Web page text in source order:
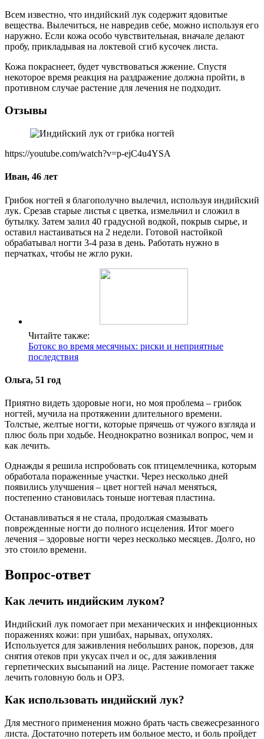
Всем известно, что индийский лук содержит ядовитые
вещества. Вылечиться, не навредив себе, можно используя его
наружно. Если кожа особо чувствительная, вначале делают
пробу, прикладывая на локтевой сгиб кусочек листа.
Кожа покраснеет, будет чувствоваться жжение. Спустя
некоторое время реакция на раздражение должна пройти, в
противном случае растение для лечения не подходит.
Отзывы
https://youtube.com/watch?v=p-ejC4u4YSA
Иван, 46 лет
Грибок ногтей я благополучно вылечил, используя индийский
лук. Срезав старые листья с цветка, измельчил и сложил в
бутылку. Затем залил 40 градусной водкой, покрыв сырье, и
оставил настаиваться на 2 недели. Готовой настойкой
обрабатывал ногти 3-4 раза в день. Работать нужно в
перчатках, чтобы не жгло руки.
Читайте также:
Ботокс во время месячных: риски и неприятные
последствия
Ольга, 51 год
Приятно видеть здоровые ноги, но моя проблема – грибок
ногтей, мучила на протяжении длительного времени.
Толстые, желтые ногти, которые прячешь от чужого взгляда и
плюс боль при ходьбе. Неоднократно возникал вопрос, чем и
как лечить.
Однажды я решила испробовать сок птицемлечника, которым
обработала пораженные участки. Через несколько дней
появились улучшения – цвет ногтей начал меняться,
постепенно становилась тоньше ногтевая пластина.
Останавливаться я не стала, продолжая смазывать
поврежденные ногти до полного исцеления. Итог моего
лечения – здоровые ногти через несколько месяцев. Долго, но
это стоило времени.
Вопрос-ответ
Как лечить индийским луком?
Индийский лук помогает при механических и инфекционных
поражениях кожи: при ушибах, нарывах, опухолях.
Используется для заживления небольших ранок, порезов, для
снятия отеков при укусах пчел и ос, для заживления
герпетических высыпаний на лице. Растение помогает также
лечить головную боль и ОРЗ.
Как использовать индийский лук?
Для местного применения можно брать часть свежесрезанного
листа. Достаточно потереть им больное место, и боль пройдет